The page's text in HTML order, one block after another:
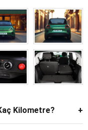
Kilometre?